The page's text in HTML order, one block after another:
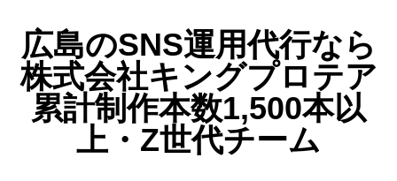
広島のSNS運用代行なら
株式会社キングプロテア
累計制作本数1,500本以
上・Z世代チーム